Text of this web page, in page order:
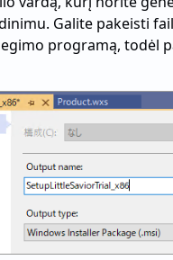
Galite pakeisti
programą, todėl